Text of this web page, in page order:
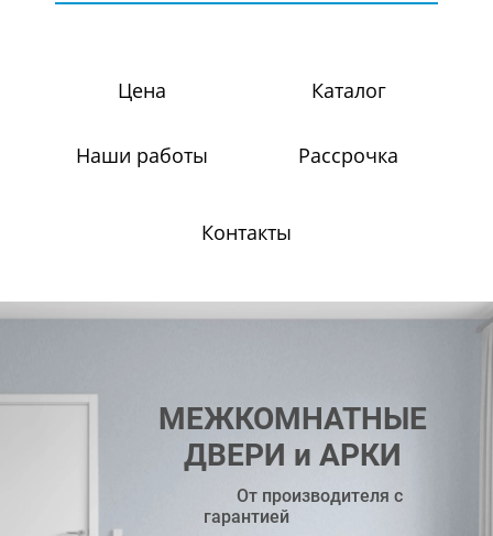
Цена Каталог
Наши работы Рассрочка
Контакты
МЕЖКОМНАТНЫЕ
ДВЕРИ и АРКИ
От производителя с
гарантией